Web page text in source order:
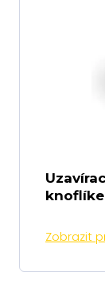
Zobrazit